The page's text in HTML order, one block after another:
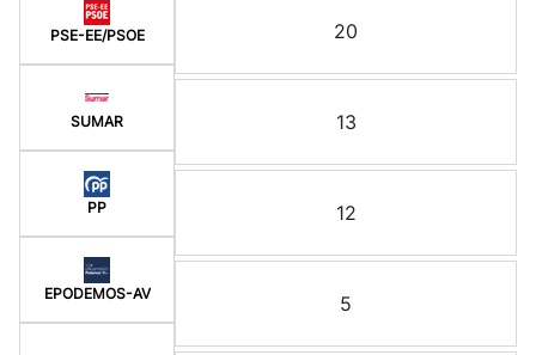
PSE-EE/PSOE
SUMAR
PP
EPODEMOS-AV
20
13
12
5